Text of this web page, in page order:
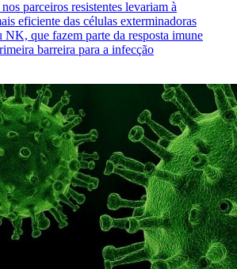
parceiros resistentes levariam à
eficiente das células exterminadoras
NK, que fazem parte da resposta imune
barreira para a infecção